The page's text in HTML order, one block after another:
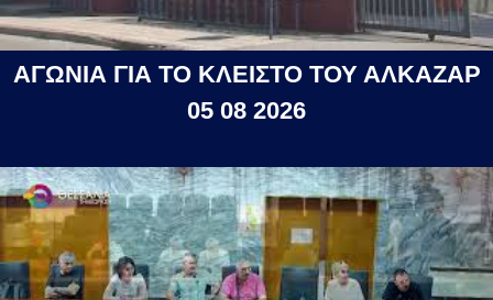
ΑΓΩΝΙΑ ΓΙΑ ΤΟ ΚΛΕΙΣΤΟ ΤΟΥ ΑΛΚΑΖΑΡ
05 08 2026